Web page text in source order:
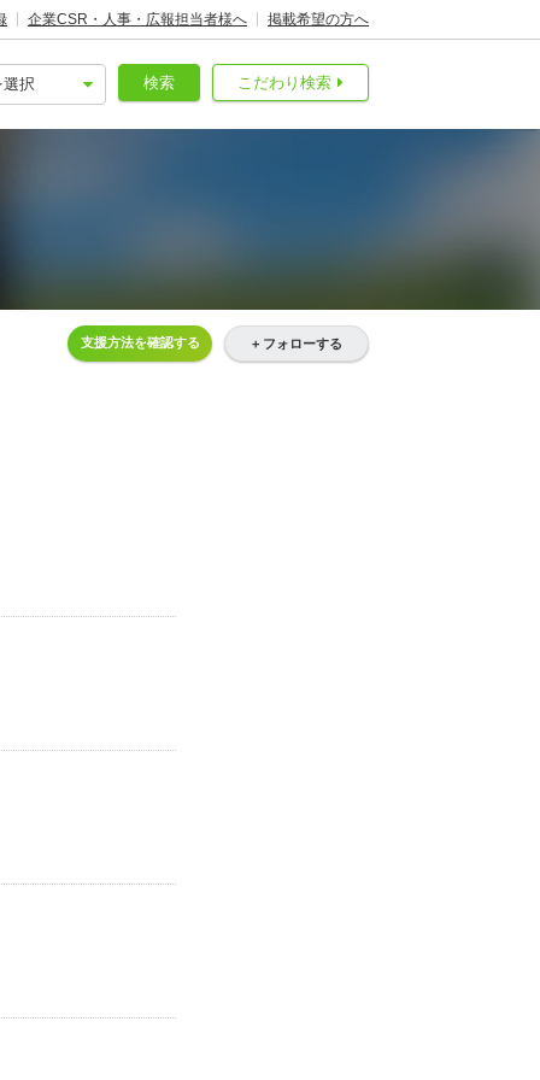
企業CSR・人事・広報担当者様へ 掲載希望の方へ
こだわり検索
検索
支援方法を確認する + フォローする